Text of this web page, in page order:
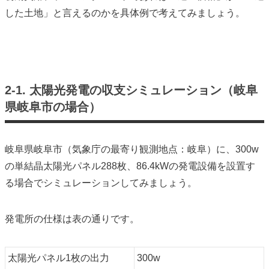
した土地」と言えるのかを具体例で考えてみましょう。
2-1. 太陽光発電の収支シミュレーション（岐阜
県岐阜市の場合）
岐阜県岐阜市（気象庁の最寄り観測地点：岐阜）に、300w
の単結晶太陽光パネル288枚、86.4kWの発電設備を設置す
る場合でシミュレーションしてみましょう。
発電所の仕様は表の通りです。
太陽光パネル1枚の出力 300w